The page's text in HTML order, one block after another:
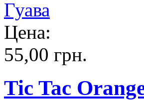
Цена:
55,00 грн.
Tic Tac